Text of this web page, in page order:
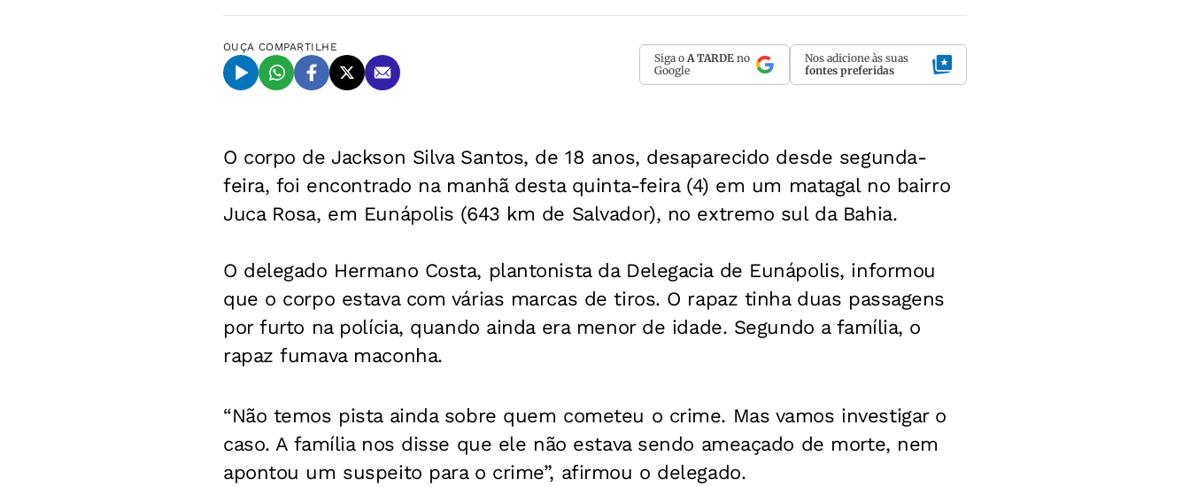
OUÇA COMPARTILHE
Siga o A TARDE no
Google
Nos adicione às suas
fontes preferidas
O corpo de Jackson Silva Santos, de 18 anos, desaparecido desde segunda-
feira, foi encontrado na manhã desta quinta-feira (4) em um matagal no bairro
Juca Rosa, em Eunápolis (643 km de Salvador), no extremo sul da Bahia.
O delegado Hermano Costa, plantonista da Delegacia de Eunápolis, informou
que o corpo estava com várias marcas de tiros. O rapaz tinha duas passagens
por furto na polícia, quando ainda era menor de idade. Segundo a família, o
rapaz fumava maconha.
“Não temos pista ainda sobre quem cometeu o crime. Mas vamos investigar o
caso. A família nos disse que ele não estava sendo ameaçado de morte, nem
apontou um suspeito para o crime”, afirmou o delegado.